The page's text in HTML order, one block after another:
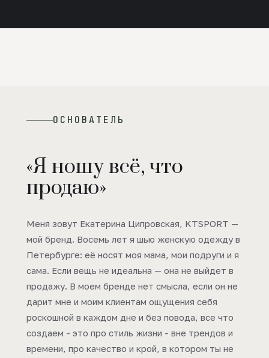
ОСНОВАТЕЛЬ
«Я ношу всё, что
продаю»
Меня зовут Екатерина Ципровская, KTSPORT —
мой бренд. Восемь лет я шью женскую одежду в
Петербурге: её носят моя мама, мои подруги и я
сама. Если вещь не идеальна — она не выйдет в
продажу. В моем бренде нет смысла, если он не
дарит мне и моим клиентам ощущения себя
роскошной в каждом дне и без повода, все что
создаем - это про стиль жизни - вне трендов и
времени, про качество и крой, в котором ты не